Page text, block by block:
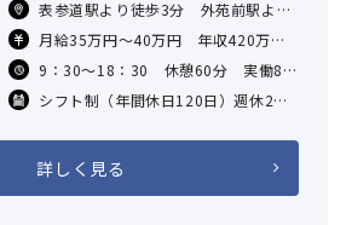
表参道駅より徒歩3分 外苑前駅より
徒歩8分
月給35万円～40万円 年収420万円
～480万円（経験による）
交通費支給（社内規定による）
9：30～18：30 休憩60分 実働8：
00Ｈ
シフト制（年間休日120日）週休2日
詳しく見る